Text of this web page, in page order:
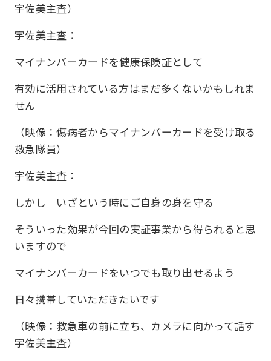
宇佐美主査）
宇佐美主査：
マイナンバーカードを健康保険証として
有効に活用されている方はまだ多くないかもしれま
せん
（映像：傷病者からマイナンバーカードを受け取る
救急隊員）
宇佐美主査：
しかし いざという時にご自身の身を守る
そういった効果が今回の実証事業から得られると思
いますので
マイナンバーカードをいつでも取り出せるよう
日々携帯していただきたいです
（映像：救急車の前に立ち、カメラに向かって話す
宇佐美主査）